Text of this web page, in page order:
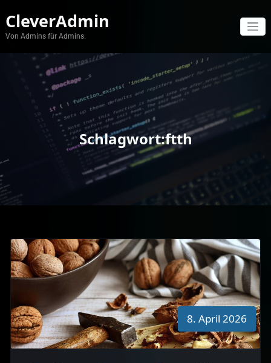
Inhalt
springen
CleverAdmin
Von Admins für Admins.
Schlagwort:ftth
8. April 2026